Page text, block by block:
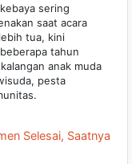
sering
saat acara
tua, kini
tahun
anak muda
pesta
Selesai, Saatnya